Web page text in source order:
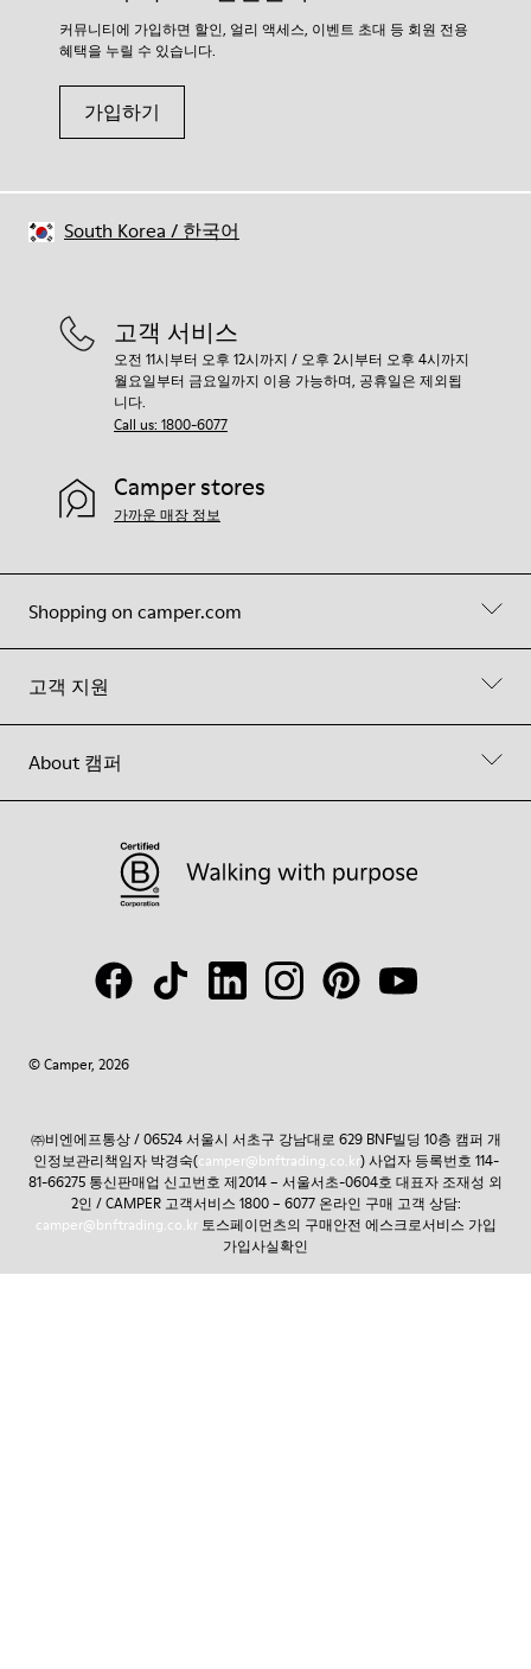
커뮤니티에 가입하면 할인, 얼리 액세스, 이벤트 초대 등 회원 전용
혜택을 누릴 수 있습니다.
가입하기
Shopping on camper.com
고객 지원
About 캠퍼
고객 서비스
오전 11시부터 오후 12시까지 / 오후 2시부터 오후 4시까지
월요일부터 금요일까지 이용 가능하며, 공휴일은 제외됩
니다.
Call us: 1800-6077
Camper stores
가까운 매장 정보
© Camper, 2026
South Korea / 한국어
㈜비엔에프통상 / 06524 서울시 서초구 강남대로 629 BNF빌딩 10층 캠퍼 개
인정보관리책임자 박경숙(camper@bnftrading.co.kr) 사업자 등록번호 114-
81-66275 통신판매업 신고번호 제2014 – 서울서초-0604호 대표자 조재성 외
2인 / CAMPER 고객서비스 1800 – 6077 온라인 구매 고객 상담:
camper@bnftrading.co.kr토스페이먼츠의 구매안전 에스크로서비스 가입
가입사실확인